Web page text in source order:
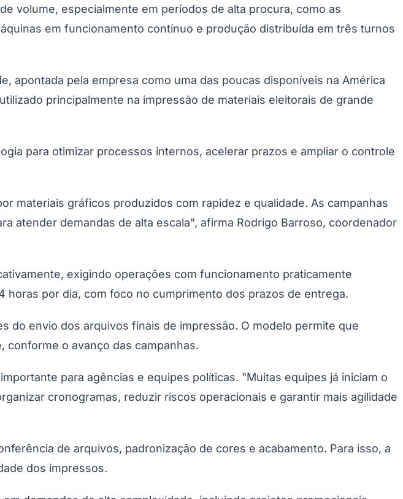
Palmeiras
volume, especialmente em períodos de alta procura, como as
em funcionamento contínuo e produção distribuída em três turnos
apontada pela empresa como uma das poucas disponíveis na América
principalmente na impressão de materiais eleitorais de grande
para otimizar processos internos, acelerar prazos e ampliar o controle
materiais gráficos produzidos com rapidez e qualidade. As campanhas
atender demandas de alta escala", afirma Rodrigo Barroso, coordenador
exigindo operações com funcionamento praticamente
por dia, com foco no cumprimento dos prazos de entrega.
do envio dos arquivos finais de impressão. O modelo permite que
o avanço das campanhas.
para agências e equipes políticas. "Muitas equipes já iniciam o
cronogramas, reduzir riscos operacionais e garantir mais agilidade
de arquivos, padronização de cores e acabamento. Para isso, a
dos impressos.